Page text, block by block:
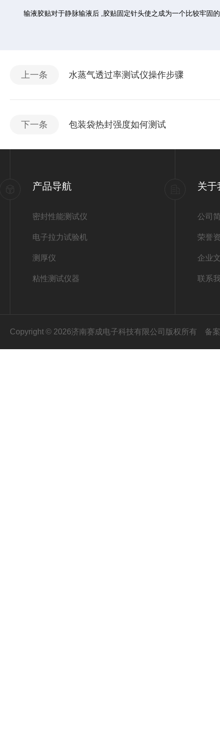
输液胶贴对于静脉输液后 ,胶贴固定针头使之成为一个比较牢固
上一条 水蒸气透过率测试仪操作步骤
下一条 包装袋热封强度如何测试
产品导航
密封性能测试仪
电子拉力试验机
测厚仪
粘性测试仪器
关于
公司
荣誉
企业
联系
Copyright © 2026济南赛成电子科技有限公司版权所有 备